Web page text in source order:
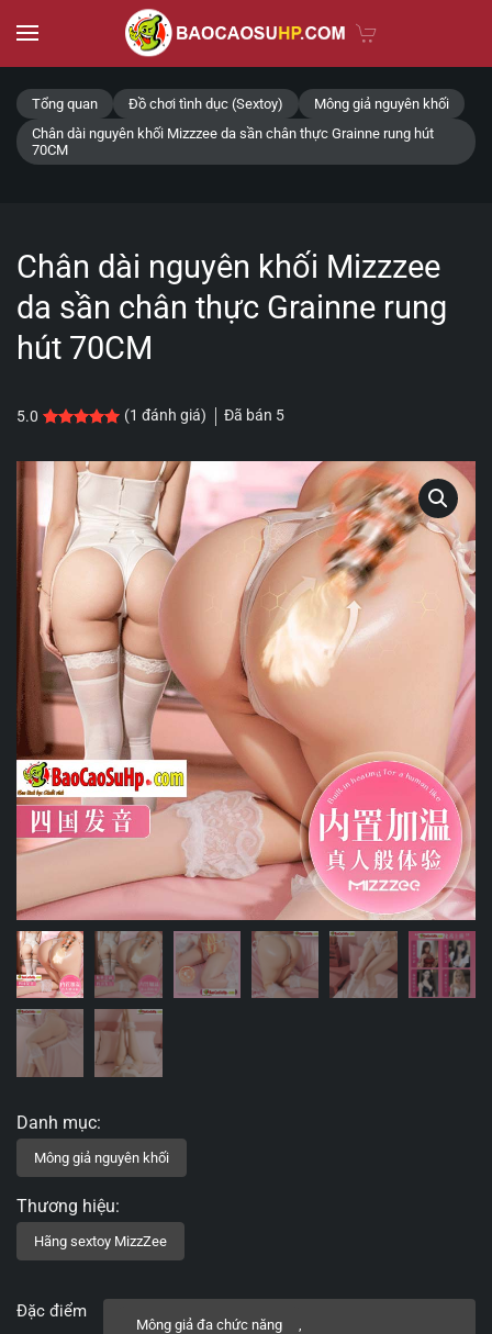
Skip to main content
Tổng quan Đồ chơi tình dục (Sextoy)
Mông giả nguyên khối
Chân dài nguyên khối Mizzzee da sần chân thực Grainne rung hút
70CM
Chân dài nguyên khối Mizzzee
da sần chân thực Grainne rung
hút 70CM
5.0 5.0 trên 5 dựa trên
1 đánh giá
(1 đánh giá) Đã bán 5
Đặc điểm
Mông giả đa chức năng